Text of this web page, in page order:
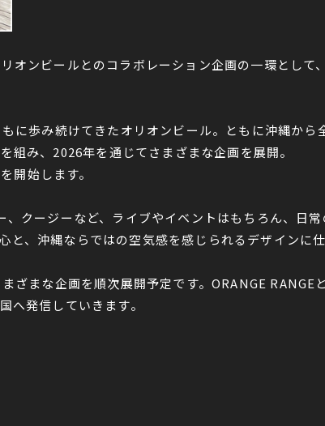
オンビールとのコラボレーション企画の一環として
に歩み続けてきたオリオンビール。ともに沖縄から
み、2026年を通じてさまざまな企画を展開。
開始します。
クージーなど、ライブやイベントはもちろん、日
、沖縄ならではの空気感を感じられるデザインに仕
まな企画を順次展開予定です。ORANGE RANGE
へ発信していきます。